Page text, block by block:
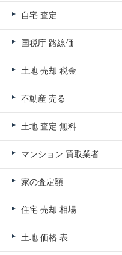
自宅 査定
国税庁 路線価
土地 売却 税金
不動産 売る
土地 査定 無料
マンション 買取業者
家の査定額
住宅 売却 相場
土地 価格 表